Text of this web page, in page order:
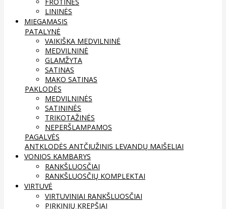
LININĖS
MIEGAMASIS
PATALYNĖ
VAIKIŠKA MEDVILNINĖ
MEDVILNINĖ
GLAMŽYTA
SATINAS
MAKO SATINAS
PAKLODĖS
MEDVILNINĖS
SATININĖS
TRIKOTAŽINĖS
NEPERŠLAMPAMOS
PAGALVĖS
ANTKLODĖS ANTČIUŽINIS LEVANDŲ MAIŠELIAI
VONIOS KAMBARYS
RANKŠLUOSČIAI
RANKŠLUOSČIŲ KOMPLEKTAI
VIRTUVĖ
VIRTUVINIAI RANKŠLUOSČIAI
PIRKINIŲ KREPŠIAI